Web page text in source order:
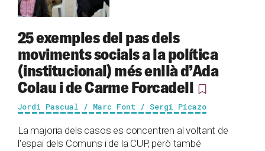
25 exemples del pas dels
moviments socials a la política
(institucional) més enllà d’Ada
Colau i de Carme Forcadell
Jordi Pascual / Marc Font / Sergi Picazo
La majoria dels casos es concentren al voltant de
l'espai dels Comuns i de la CUP, però també